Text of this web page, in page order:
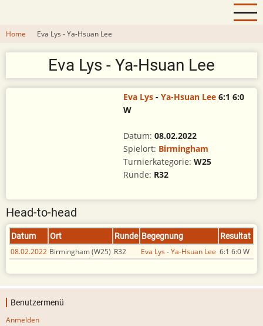
Inhalt
Home Eva Lys - Ya-Hsuan Lee
Eva Lys - Ya-Hsuan Lee
Eva Lys - Ya-Hsuan Lee 6:1 6:0
W
Datum: 08.02.2022
Spielort: Birmingham
Turnierkategorie: W25
Runde: R32
Head-to-head
Datum Ort Runde Begegnung Resultat
08.02.2022 Birmingham (W25) R32 Eva Lys-Ya-Hsuan Lee 6:1 6:0 W
Benutzermenü
Anmelden